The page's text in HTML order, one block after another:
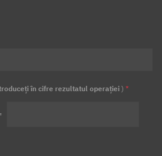
în cifre rezultatul operației ) *